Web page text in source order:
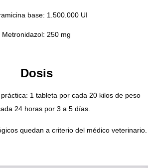
base: 1.500.000 UI
Metronidazol: 250 mg
Dosis
1 tableta por cada 20 kilos de peso
24 horas por 3 a 5 días.
quedan a criterio del médico veterinario.